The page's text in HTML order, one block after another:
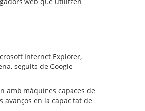
Internet Explorer,
seguits de Google
amb màquines capaces de
avanços en la capacitat de